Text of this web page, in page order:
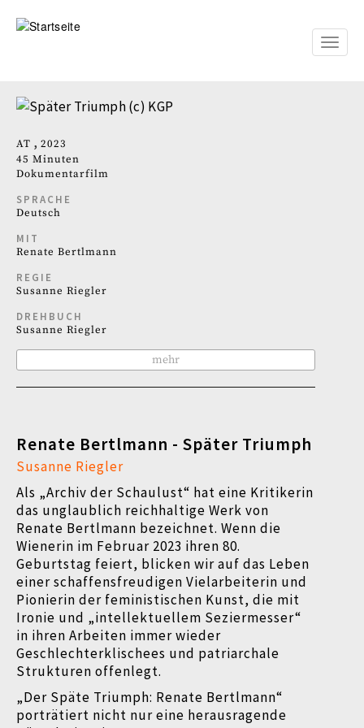
zum
Toggle
AT
2023
45 Minuten
Dokumentarfilm
SPRACHE
Deutsch
MIT
Renate Bertlmann
REGIE
Susanne Riegler
DREHBUCH
Susanne Riegler
mehr
Renate Bertlmann - Später Triumph
Susanne Riegler
Als „Archiv der Schaulust“ hat eine Kritikerin
das unglaublich reichhaltige Werk von
Renate Bertlmann bezeichnet. Wenn die
Wienerin im Februar 2023 ihren 80.
Geburtstag feiert, blicken wir auf das Leben
einer schaffensfreudigen Vielarbeiterin und
Pionierin der feministischen Kunst, die mit
Ironie und „intellektuellem Seziermesser“
in ihren Arbeiten immer wieder
Geschlechterklischees und patriarchale
Strukturen offenlegt.
„Der Späte Triumph: Renate Bertlmann“
porträtiert nicht nur eine herausragende